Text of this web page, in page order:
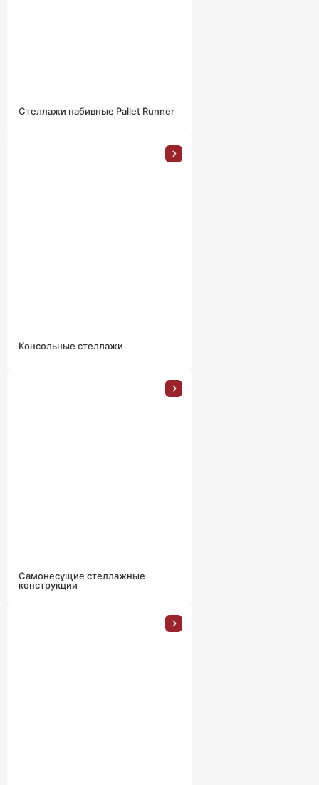
Стеллажи набивные Pallet Runner
Консольные стеллажи
Самонесущие стеллажные
конструкции